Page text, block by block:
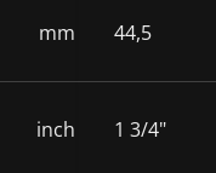
mm 44,5
inch 1 3/4"